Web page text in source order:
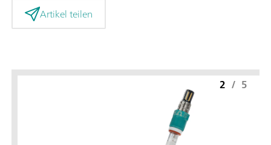
Artikel teilen
2 / 5